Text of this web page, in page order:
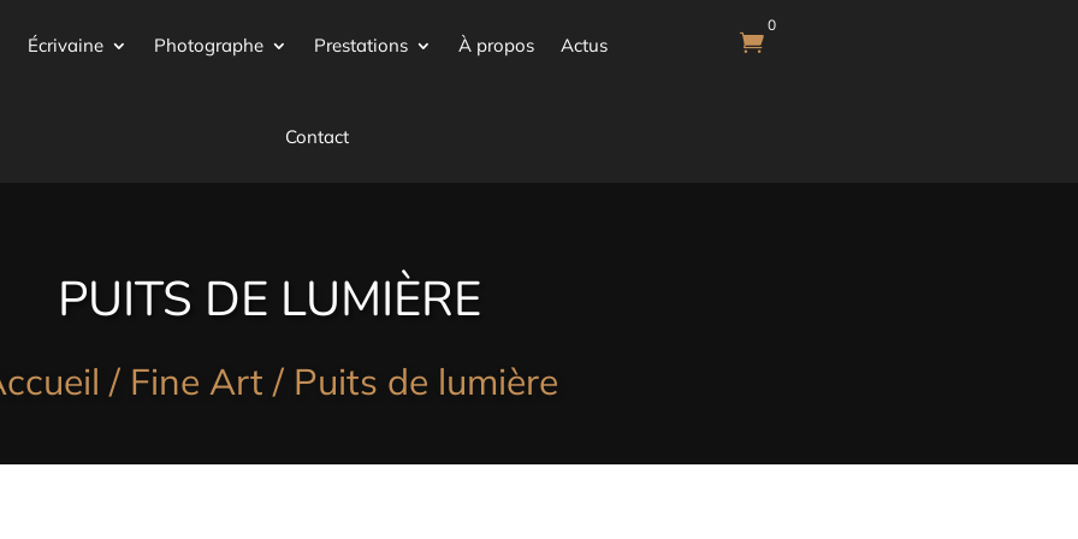
Écrivaine Photographe Prestations À propos Actus
Contact

0
PUITS DE LUMIÈRE
/ Fine Art / Puits de lumière